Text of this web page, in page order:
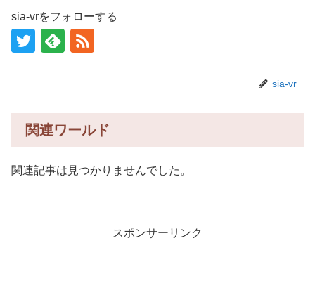
sia-vrをフォローする
sia-vr
関連ワールド
関連記事は見つかりませんでした。
スポンサーリンク